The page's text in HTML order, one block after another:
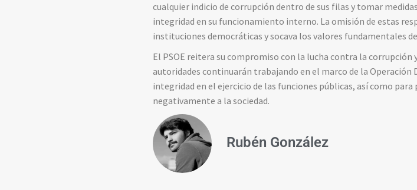
cualquier indicio de corrupción dentro de sus filas y tomar
integridad en su funcionamiento interno. La omisión de estas
instituciones democráticas y socava los valores fundamentales
El PSOE reitera su compromiso con la lucha contra la corrupción
autoridades continuarán trabajando en el marco de la
integridad en el ejercicio de las funciones públicas, así como
negativamente a la sociedad.
Rubén González